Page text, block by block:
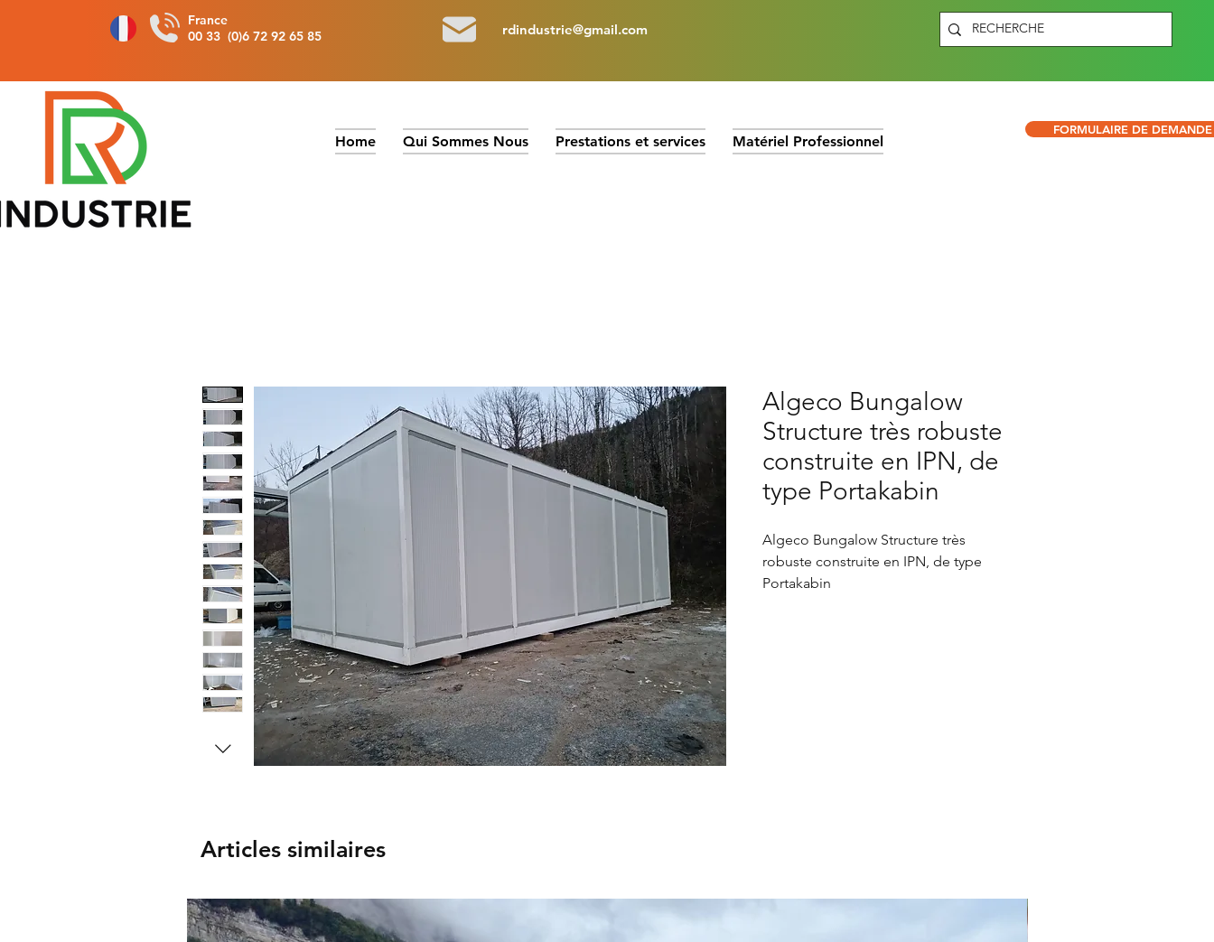
France
00 33 (0)6 72 92 65 85
rdindustrie@gmail.com
Home Qui Sommes Nous Prestations et services Matériel Professionnel
FORMULAIRE DE DEMANDE
Algeco Bungalow
Structure très robuste
construite en IPN, de
type Portakabin
Algeco Bungalow Structure très
robuste construite en IPN, de type
Portakabin
Articles similaires